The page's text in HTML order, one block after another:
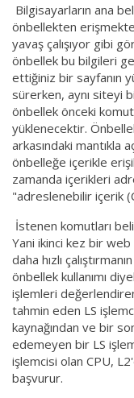
Bilgisayarların ana
önbellekten
yavaş çalışıyor gibi
önbellek bu bilgileri
ettiğiniz bir sayfanın
sürerken, aynı siteyi
önbellek önceki
yüklenecektir.
arkasındaki mantıkla
önbelleğe içerikle
zamanda içerikleri
"adreslenebilir içerik
İstenen komutları
Yani ikinci kez bir
daha hızlı
önbellek kullanımı
işlemleri
tahmin eden LS
kaynağından ve bir
edemeyen bir LS
işlemcisi olan CPU,
başvurur.